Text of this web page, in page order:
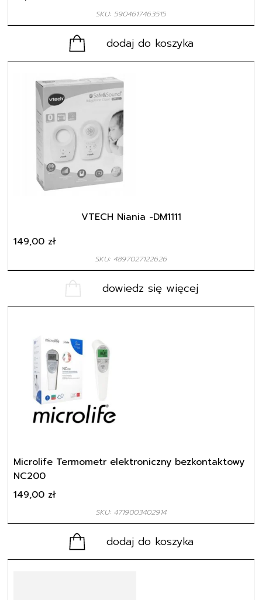
SKU: 5904617463515
dodaj do koszyka
VTECH Niania -DM1111
SKU: 4897027122626
149,00 zł
dowiedz się więcej
Microlife Termometr elektroniczny bezkontaktowy
NC200
SKU: 4719003402914
149,00 zł
dodaj do koszyka